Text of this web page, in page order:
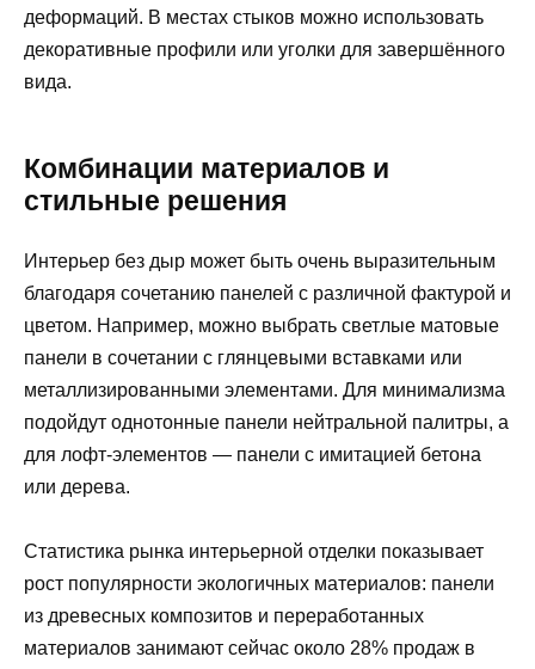
деформаций. В местах стыков можно использовать
декоративные профили или уголки для завершённого
вида.
Комбинации материалов и
стильные решения
Интерьер без дыр может быть очень выразительным
благодаря сочетанию панелей с различной фактурой и
цветом. Например, можно выбрать светлые матовые
панели в сочетании с глянцевыми вставками или
металлизированными элементами. Для минимализма
подойдут однотонные панели нейтральной палитры, а
для лофт-элементов — панели с имитацией бетона
или дерева.
Статистика рынка интерьерной отделки показывает
рост популярности экологичных материалов: панели
из древесных композитов и переработанных
материалов занимают сейчас около 28% продаж в